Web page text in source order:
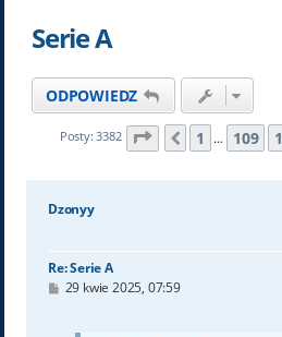
Serie A
ODPOWIEDZ
Posty: 3382 Strona 113 z113
Poprzednia
1 … 109
Dzonyy
Re: Serie A
P29 kwie 2025, 07:59